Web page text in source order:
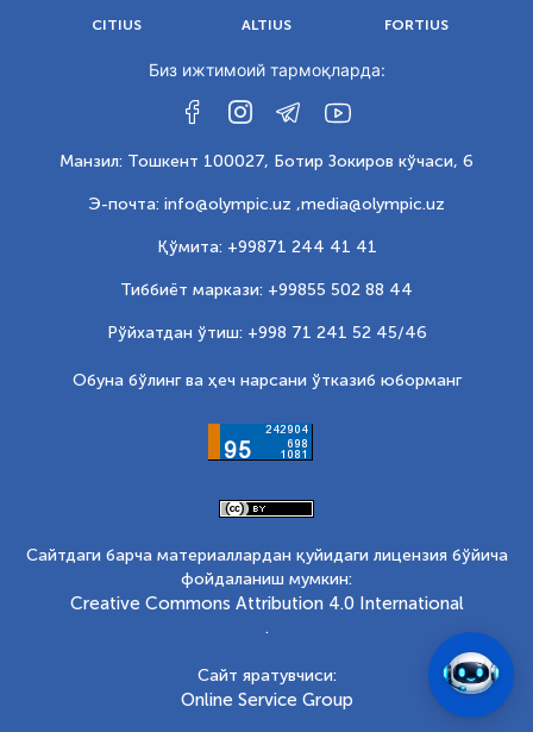
CITIUS ALTIUS FORTIUS
Биз ижтимоий тармоқларда:
Манзил: Тошкент 100027, Ботир Зокиров кўчаси, 6
Э-почта: info@olympic.uz ,media@olympic.uz
Қўмита: +99871 244 41 41
Тиббиёт маркази: +99855 502 88 44
Рўйхатдан ўтиш: +998 71 241 52 45/46
Обуна бўлинг ва ҳеч нарсани ўтказиб юборманг
Сайтдаги барча материаллардан қуйидаги лицензия бўйича
фойдаланиш мумкин:
Creative Commons Attribution 4.0 International
.
Сайт яратувчиси:
Online Service Group